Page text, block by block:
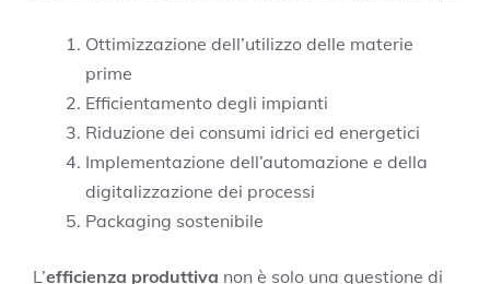
Ottimizzazione dell’utilizzo delle materie
prime
Efficientamento degli impianti
Riduzione dei consumi idrici ed energetici
Implementazione dell’automazione e della
digitalizzazione dei processi
Packaging sostenibile
L’efficienza produttiva non è solo una questione di